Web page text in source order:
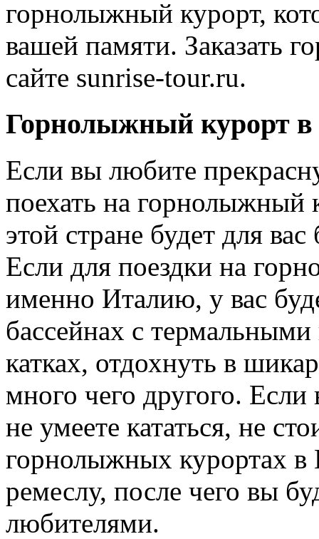
горнолыжный курорт,
вашей памяти. Заказать
сайте sunrise-tour.ru.
Горнолыжный курорт
Если вы любите
поехать на
этой стране будет для
Если для поездки на
именно Италию, у вас
бассейнах с термальными
катках, отдохнуть в
много чего другого.
не умеете кататься, не
горнолыжных курортах в
ремеслу, после чего вы
любителями.